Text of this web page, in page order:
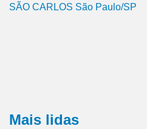
SÃO CARLOS São Paulo/SP
Mais lidas